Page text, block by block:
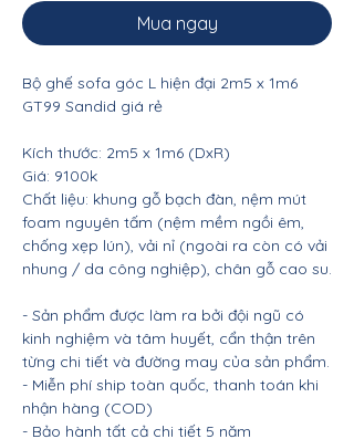
Mua ngay
Bộ ghế sofa góc L hiện đại 2m5 x 1m6
GT99 Sandid giá rẻ
Kích thước: 2m5 x 1m6 (DxR)
Giá: 9100k
Chất liệu: khung gỗ bạch đàn, nệm mút
foam nguyên tấm (nệm mềm ngồi êm,
chống xẹp lún), vải nỉ (ngoài ra còn có vải
nhung / da công nghiệp), chân gỗ cao su.
- Sản phẩm được làm ra bởi đội ngũ có
kinh nghiệm và tâm huyết, cẩn thận trên
từng chi tiết và đường may của sản phẩm.
- Miễn phí ship toàn quốc, thanh toán khi
nhận hàng (COD)
- Bảo hành tất cả chi tiết 5 năm